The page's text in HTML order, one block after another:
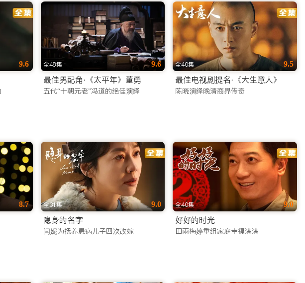
9.6 全48集 9.6
最佳男配角·《太平年》董勇
五代“十朝元老”冯道的绝佳演绎
全40集 9.5
最佳电视剧提名·《大生意人》
陈晓演绎晚清商界传奇
8.7 全31集 9.0
隐身的名字
闫妮为抚养患病儿子四次改嫁
全40集 9.0
好好的时光
田雨梅婷重组家庭幸福满满